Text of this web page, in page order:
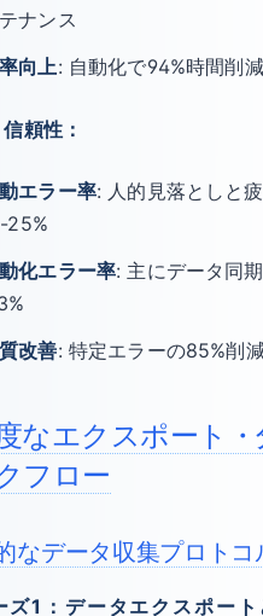
ナンス
向上: 自動化で94%時間削減
頼性：
エラー率: 人的見落としと
25%
化エラー率: 主にデータ同
改善: 特定エラーの85%削
なエクスポート・
フロー
なデータ収集プロトコ
ズ1：データエクスポー